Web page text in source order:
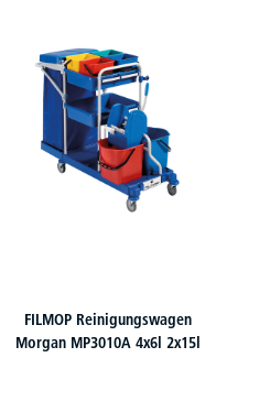
FILMOP Reinigungswagen
Morgan MP3010A 4x6l 2x15l